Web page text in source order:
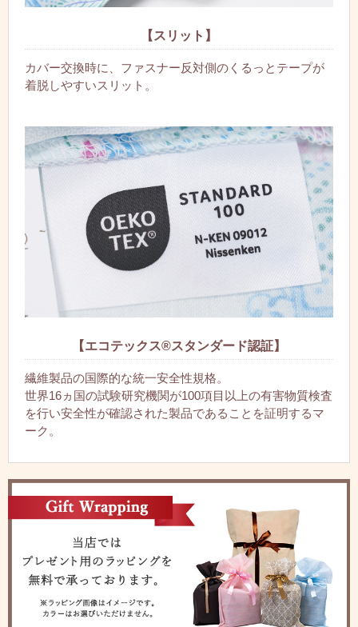
【スリット】
カバー交換時に、ファスナー反対側のくるっとテープが
着脱しやすいスリット。
【エコテックス®スタンダード認証】
繊維製品の国際的な統一安全性規格。
世界16ヵ国の試験研究機関が100項目以上の有害物質検査
を行い安全性が確認された製品であることを証明するマ
ーク。